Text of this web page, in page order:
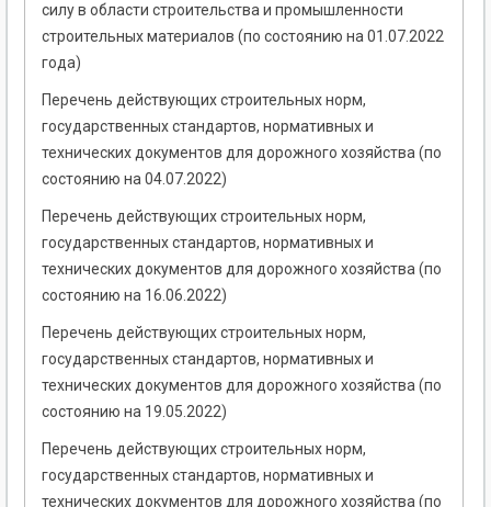
силу в области строительства и промышленности
строительных материалов (по состоянию на 01.07.2022
года)
Перечень действующих строительных норм,
государственных стандартов, нормативных и
технических документов для дорожного хозяйства (по
состоянию на 04.07.2022)
Перечень действующих строительных норм,
государственных стандартов, нормативных и
технических документов для дорожного хозяйства (по
состоянию на 16.06.2022)
Перечень действующих строительных норм,
государственных стандартов, нормативных и
технических документов для дорожного хозяйства (по
состоянию на 19.05.2022)
Перечень действующих строительных норм,
государственных стандартов, нормативных и
технических документов для дорожного хозяйства (по